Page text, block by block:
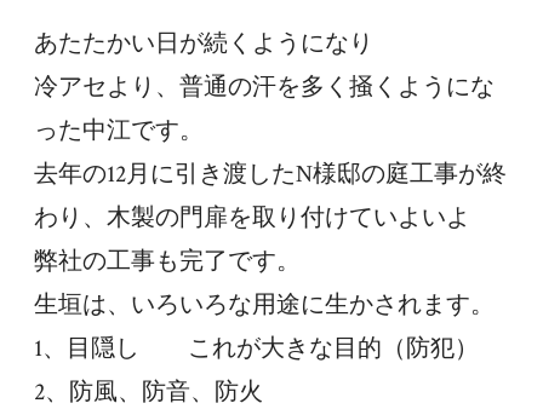
あたたかい日が続くようになり
冷アセより、普通の汗を多く掻くようにな
った中江です。
去年の12月に引き渡したN様邸の庭工事が終
わり、木製の門扉を取り付けていよいよ
弊社の工事も完了です。
生垣は、いろいろな用途に生かされます。
1、目隠し　　これが大きな目的（防犯）
2、防風、防音、防火